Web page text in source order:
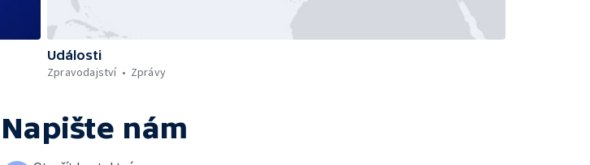
Události
Zpravodajství
Zprávy
Napište nám